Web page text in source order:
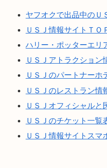
ヤフオクで出品中のＵ
ＵＳＪ情報サイトＴＯ
ハリー・ポッターエリ
ＵＳＪアトラクション
ＵＳＪのパートナーホ
ＵＳＪのレストラン情
ＵＳＪオフィシャルと
ＵＳＪのチケット一覧
ＵＳＪ情報サイトスマ